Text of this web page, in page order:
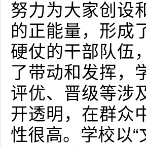
努力为大家创设
的正能量，形成
硬仗的干部队伍
了带动和发挥，
评优、晋级等涉
开透明，在群众
性很高。学校以“